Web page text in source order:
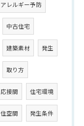
アレルギー予防
中古住宅
建築素材 発生
取り方
応接間 住宅環境
住空間 発生条件